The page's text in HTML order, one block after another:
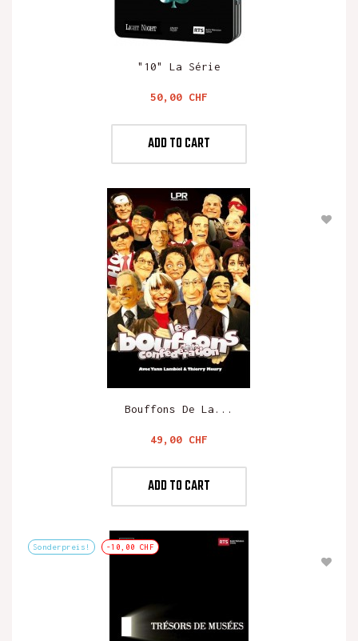
"10" La Série
Preis
50,00 CHF
ADD TO CART
Bouffons De La...
Preis
49,00 CHF
ADD TO CART
Sonderpreis! -10,00 CHF